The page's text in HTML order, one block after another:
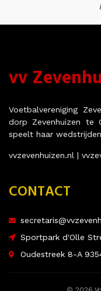
vv
Voetbalvereniging
dorp Zevenhuizen te
speelt haar
vvzevenhuizen.nl |
CONTACT
Sportpark d'Olle
Oudestreek 8-A